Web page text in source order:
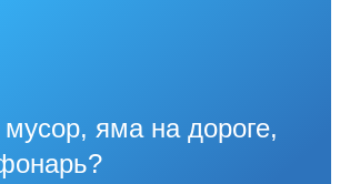
яма на дороге,